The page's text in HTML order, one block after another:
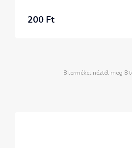
200 Ft
8 terméket néztél meg 8